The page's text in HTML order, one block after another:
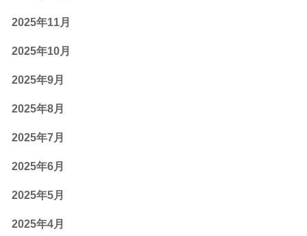
2025年11月
2025年10月
2025年9月
2025年8月
2025年7月
2025年6月
2025年5月
2025年4月